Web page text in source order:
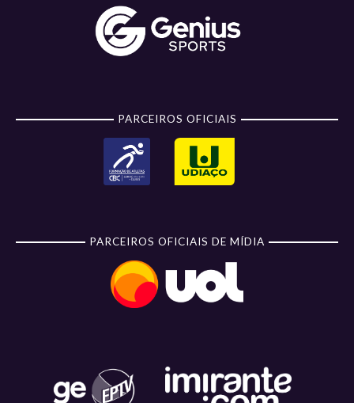
PARCEIROS OFICIAIS
PARCEIROS OFICIAIS DE MÍDIA